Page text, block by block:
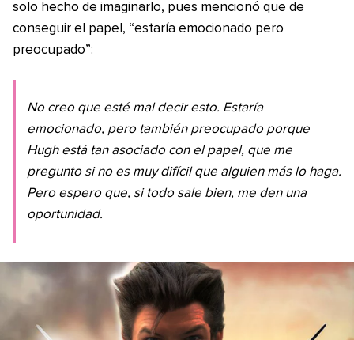
solo hecho de imaginarlo, pues mencionó que de
conseguir el papel, “estaría emocionado pero
preocupado”:
No creo que esté mal decir esto. Estaría
emocionado, pero también preocupado porque
Hugh está tan asociado con el papel, que me
pregunto si no es muy difícil que alguien más lo haga.
Pero espero que, si todo sale bien, me den una
oportunidad.